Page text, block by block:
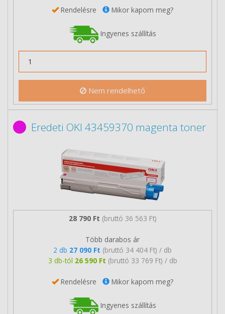
Rendelésre Mikor kapom meg?
Ingyenes szállítás
Nem rendelhető
Eredeti OKI 43459370 magenta toner
28 790 Ft (bruttó 36 563 Ft)
Több darabos ár
2 db 27 090 Ft (bruttó 34 404 Ft) / db
3 db-tól 26 590 Ft (bruttó 33 769 Ft) / db
Rendelésre Mikor kapom meg?
Ingyenes szállítás